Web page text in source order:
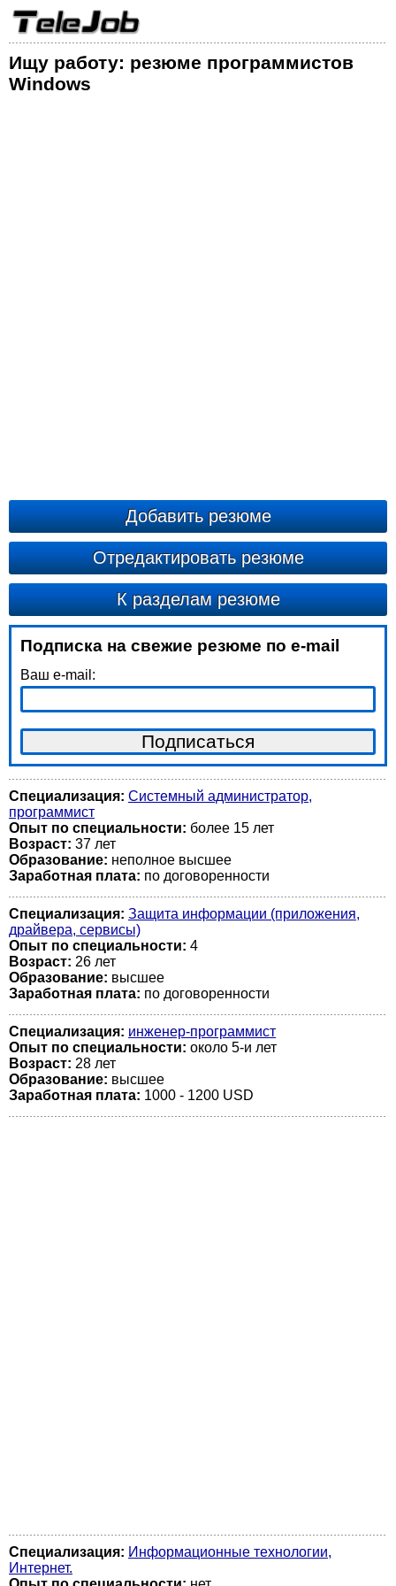
Ищу работу: резюме программистов
Windows
Добавить резюме
Отредактировать резюме
К разделам резюме
Подписка на свежие резюме по e-mail
Ваш e-mail:
Специализация: Системный администратор,
программист
Опыт по специальности: более 15 лет
Возраст: 37 лет
Образование: неполное высшее
Заработная плата: по договоренности
Специализация: Защита информации (приложения,
драйвера, сервисы)
Опыт по специальности: 4
Возраст: 26 лет
Образование: высшее
Заработная плата: по договоренности
Специализация: инженер-программист
Опыт по специальности: около 5-и лет
Возраст: 28 лет
Образование: высшее
Заработная плата: 1000 - 1200 USD
Специализация: Информационные технологии,
Интернет.